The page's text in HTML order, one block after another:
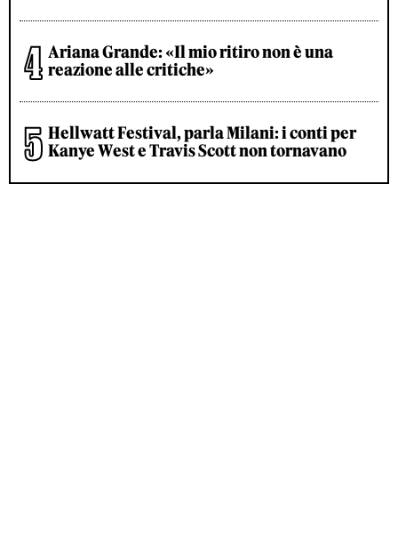
Ariana Grande: «Il mio ritiro non è una
reazione alle critiche»
Hellwatt Festival, parla Milani: i conti per
Kanye West e Travis Scott non tornavano